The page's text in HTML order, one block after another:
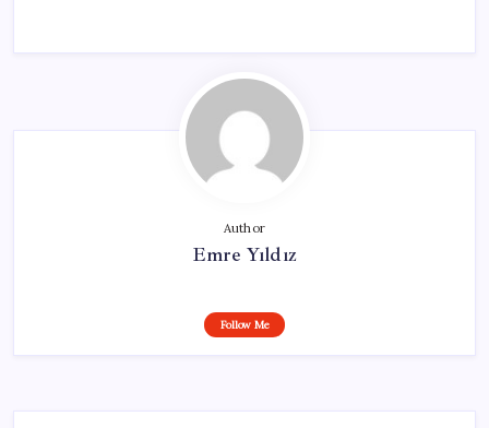
Author
Emre Yıldız
Follow Me